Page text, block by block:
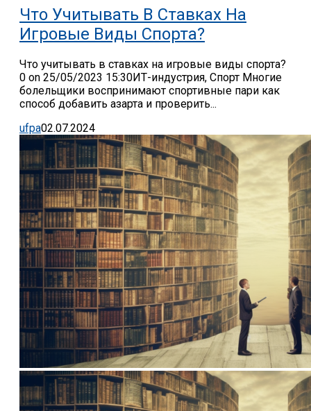
Что Учитывать В Ставках На
Игровые Виды Спорта?
Что учитывать в ставках на игровые виды спорта?
0 on 25/05/2023 15:30ИТ-индустрия, Спорт Многие
болельщики воспринимают спортивные пари как
способ добавить азарта и проверить...
ufpa02.07.2024